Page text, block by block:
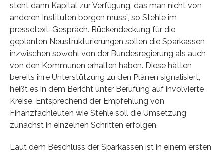
steht dann Kapital zur Verfügung, das man nicht von
anderen Instituten borgen muss”, so Stehle im
pressetext-Gespräch. Rückendeckung für die
geplanten Neustrukturierungen sollen die Sparkassen
inzwischen sowohl von der Bundesregierung als auch
von den Kommunen erhalten haben. Diese hätten
bereits ihre Unterstützung zu den Plänen signalisiert,
heißt es in dem Bericht unter Berufung auf involvierte
Kreise. Entsprechend der Empfehlung von
Finanzfachleuten wie Stehle soll die Umsetzung
zunächst in einzelnen Schritten erfolgen.
Laut dem Beschluss der Sparkassen ist in einem ersten